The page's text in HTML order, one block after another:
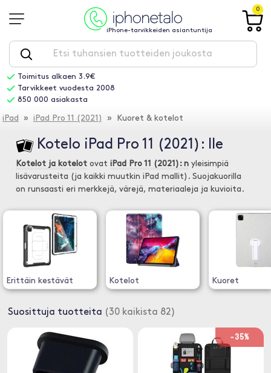
iPhone-tarvikkeiden asiantuntija
0
Toimitus alkaen 3.9€
Tarvikkeet vuodesta 2008
850 000 asiakasta
iPad » iPad Pro 11 (2021) » Kuoret & kotelot
Kotelo iPad Pro 11 (2021): lle
Kotelot ja kotelot ovat iPad Pro 11 (2021): n yleisimpiä
lisävarusteita (ja kaikki muutkin iPad mallit). Suojakuorilla
on runsaasti eri merkkejä, värejä, materiaaleja ja kuvioita.
Erittäin kestävät Kotelot Kuoret
Suosittuja tuotteita (30 kaikista 82)
-35%